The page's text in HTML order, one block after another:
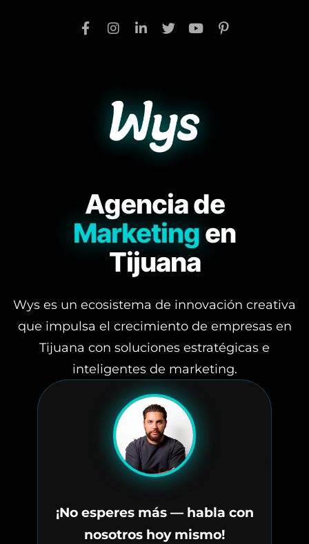
Agencia de
Marketingen
Tijuana
Wys es un ecosistema de innovación creativa
que impulsa el crecimiento de empresas en
Tijuana con soluciones estratégicas e
inteligentes de marketing.
¡No esperes más — habla con
nosotros hoy mismo!